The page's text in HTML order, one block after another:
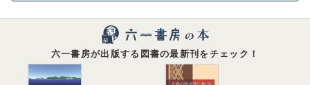
六一書房が出版する図書の最新刊をチェック！